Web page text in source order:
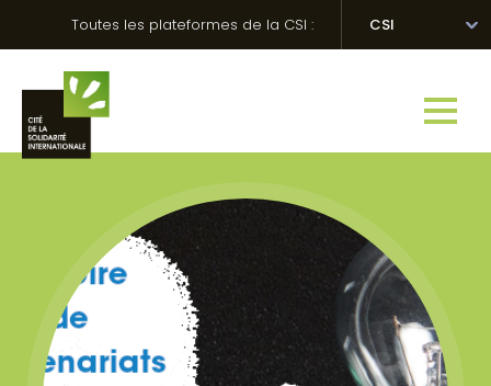
Toutes les plateformes de la CSI : CSI